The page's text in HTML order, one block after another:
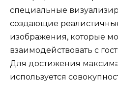
специальные
создающие
изображения, которые
взаимодействовать с
Для достижения
используется